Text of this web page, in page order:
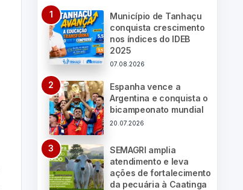
Município de Tanhaçu
conquista crescimento
nos índices do IDEB
2025
07.08.2026
Espanha vence a
Argentina e conquista o
bicampeonato mundial
20.07.2026
SEMAGRI amplia
atendimento e leva
ações de fortalecimento
da pecuária à Caatinga